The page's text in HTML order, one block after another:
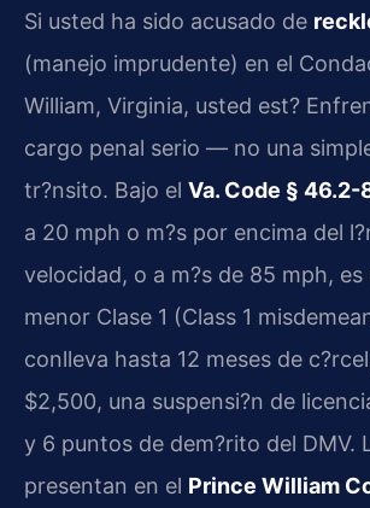
Si usted ha sido acusado de
(manejo imprudente) en el
William, Virginia, usted est?
cargo penal serio — no una
tr?nsito. Bajo el Va. Code § 46.2-
a 20 mph o m?s por encima del
velocidad, o a m?s de 85 mph, es
menor Clase 1 (Class 1
conlleva hasta 12 meses de
$2,500, una suspensi?n de
y 6 puntos de dem?rito del DMV.
presentan en el Prince William